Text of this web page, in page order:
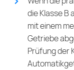
die Klasse B
mit einem
Getriebe
Prüfung der